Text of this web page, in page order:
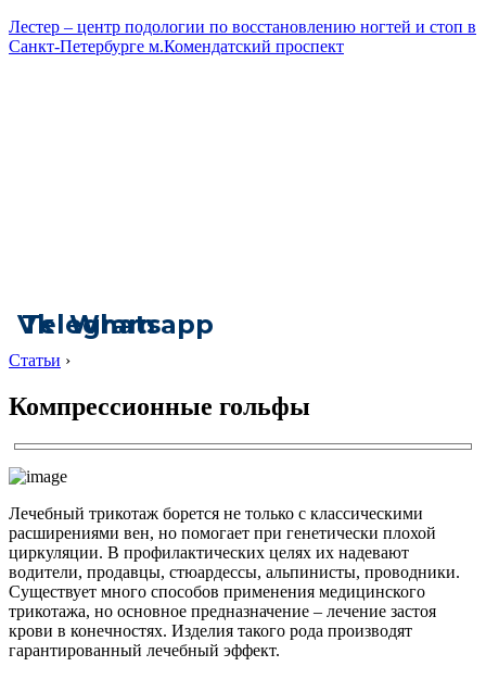
Лестер – центр подологии по восстановлению ногтей и стоп в
Санкт-Петербурге м.Комендатский проспект
Vk
Telegram
Whatsapp
Статьи ›
Компрессионные гольфы
Лечебный трикотаж борется не только с классическими
расширениями вен, но помогает при генетически плохой
циркуляции. В профилактических целях их надевают
водители, продавцы, стюардессы, альпинисты, проводники.
Существует много способов применения медицинского
трикотажа, но основное предназначение – лечение застоя
крови в конечностях. Изделия такого рода производят
гарантированный лечебный эффект.